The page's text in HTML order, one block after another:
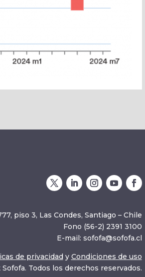
piso 3, Las Condes, Santiago – Chile
Fono (56-2) 2391 3100
E-mail: sofofa@sofofa.cl
de privacidad y Condiciones de uso
Todos los derechos reservados.